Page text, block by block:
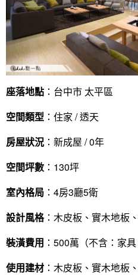
座落地點 ：台中市 太平區
空間類型 ：住家 / 透天
房屋狀況 ：新成屋 / 0年
空間坪數 ：130坪
室內格局 ：4房3廳5衛
設計風格：木皮板、實木地板
裝潢費用 ：500萬（不含：家具
使用建材 ：木皮板、實木地板